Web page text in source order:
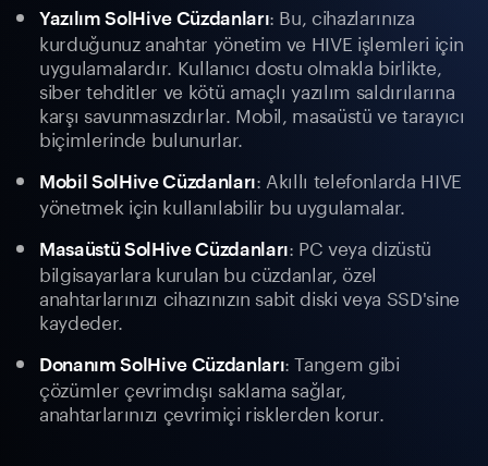
Yazılım SolHive Cüzdanları: Bu, cihazlarınıza
kurduğunuz anahtar yönetim ve HIVE işlemleri için
uygulamalardır. Kullanıcı dostu olmakla birlikte,
siber tehditler ve kötü amaçlı yazılım saldırılarına
karşı savunmasızdırlar. Mobil, masaüstü ve tarayıcı
biçimlerinde bulunurlar.
Mobil SolHive Cüzdanları: Akıllı telefonlarda HIVE
yönetmek için kullanılabilir bu uygulamalar.
Masaüstü SolHive Cüzdanları: PC veya dizüstü
bilgisayarlara kurulan bu cüzdanlar, özel
anahtarlarınızı cihazınızın sabit diski veya SSD'sine
kaydeder.
Donanım SolHive Cüzdanları: Tangem gibi
çözümler çevrimdışı saklama sağlar,
anahtarlarınızı çevrimiçi risklerden korur.